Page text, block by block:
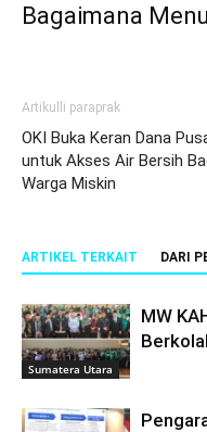
Bagaimana
Artikulli paraprak
OKI Buka Keran Dana
untuk Akses Air Bersih
Warga Miskin
ARTIKEL TERKAIT DARI
Sumatera Utara
MW